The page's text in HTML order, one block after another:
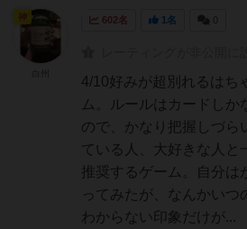
602名 1名
4/10好みが超別れるはち
ム。ルールはカードしか
ので、かなり把握しづら
ている人、大好きな人と
推奨するゲーム。自分は
ってみたが、なんかいつ
わからない印象だけが...
神